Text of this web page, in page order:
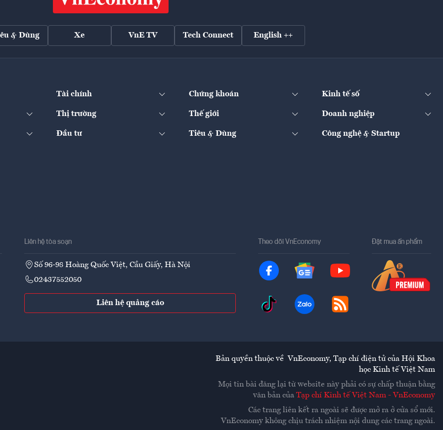
& Dùng Xe VnE TV Tech Connect English ++
Tài chính Chứng khoán Kinh tế số
Thị trường Thế giới Doanh nghiệp
Đầu tư Tiêu & Dùng Công nghệ & Startup
Liên hệ tòa soạn
Số 96-98 Hoàng Quốc Việt, Cầu Giấy, Hà Nội
02437552050
Liên hệ quảng cáo
Theo dõi VnEconomy Đặt mua ấn phẩm
Bản quyền thuộc về VnEconomy, Tạp chí điện tử của Hội Khoa
học Kinh tế Việt Nam
Mọi tin bài đăng lại từ website này phải có sự chấp thuận bằng
văn bản của Tạp chí Kinh tế Việt Nam - VnEconomy
Các trang liên kết ra ngoài sẽ được mở ra ở cửa sổ mới.
VnEconomy không chịu trách nhiệm nội dung các trang ngoài.